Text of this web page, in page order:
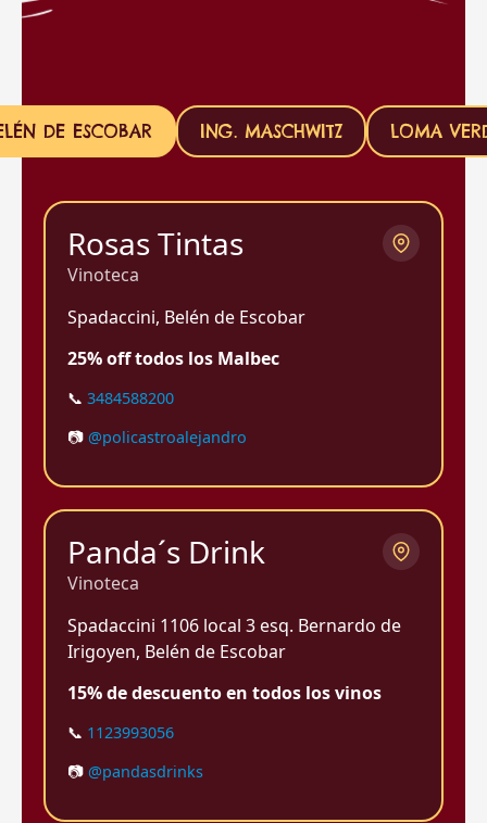
DE ESCOBAR ING. MASCHWITZ LOMA
Rosas Tintas
Vinoteca
Spadaccini, Belén de Escobar
25% off todos los Malbec
📞 3484588200
📷 @policastroalejandro
Panda´s Drink
Vinoteca
Spadaccini 1106 local 3 esq. Bernardo de
Irigoyen, Belén de Escobar
15% de descuento en todos los vinos
📞 1123993056
📷 @pandasdrinks